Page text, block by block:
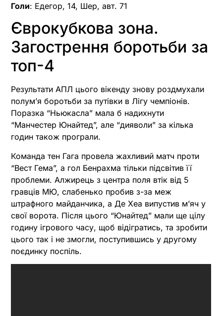
Голи: Едегор, 14, Шер, авт. 71
Єврокубкова зона.
Загострення боротьби за
топ-4
Результати АПЛ цього вікенду знову роздмухали
полум’я боротьби за путівки в Лігу чемпіонів.
Поразка “Ньюкасла” мала б надихнути
“Манчестер Юнайтед”, але “дияволи” за кілька
годин також програли.
Команда тен Гага провела жахливий матч проти
“Вест Гема”, а гол Бенрахма тільки підсвітив її
проблеми. Алжирець з центра поля втік від 5
гравців МЮ, слабенько пробив з-за меж
штрафного майданчика, а Де Хеа випустив м’яч у
свої ворота. Після цього “Юнайтед” мали ще цілу
годину ігрового часу, щоб відігратись, та зробити
цього так і не змогли, поступившись у другому
поєдинку поспіль.